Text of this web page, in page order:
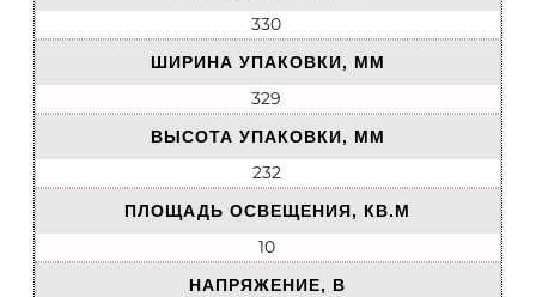
330
ШИРИНА УПАКОВКИ, ММ
329
ВЫСОТА УПАКОВКИ, ММ
232
ПЛОЩАДЬ ОСВЕЩЕНИЯ, КВ.М
10
НАПРЯЖЕНИЕ, В